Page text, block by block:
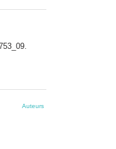
753_09.
Auteurs